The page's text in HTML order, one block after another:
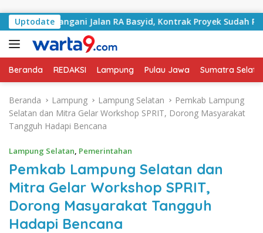
Uptodate
Tangani Jalan RA Basyid, Kontrak Proyek Sudah
Beranda REDAKSI Lampung Pulau Jawa Sumatra
Beranda Lampung Lampung Selatan
Pemkab Lampung
Selatan dan Mitra Gelar Workshop SPRIT, Dorong Masyarakat
Tangguh Hadapi Bencana
Lampung Selatan, Pemerintahan
Pemkab Lampung Selatan dan
Mitra Gelar Workshop SPRIT,
Dorong Masyarakat Tangguh
Hadapi Bencana